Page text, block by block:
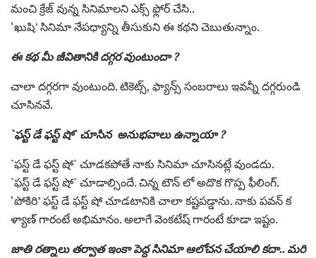
మంచి క్రేజ్ వున్న సినిమాలని ఎక్స్ ఫ్లోర్ చేసి..
‘ఖుషి’ సినిమా నేపధ్యాన్ని తీసుకుని ఈ కథని చెబుతున్నాం.
ఈ కథ మీ జీవితానికి దగ్గర వుంటుందా ?
చాలా దగ్గరగా వుంటుంది. టికెట్స్, ఫ్యాన్స్ సంబరాలు ఇవన్నీ దగ్గరుండి
చూసినవే.
`ఫ‌స్ట్ డే ఫ‌స్ట్ షో` చూసిన అనుభవాలు ఉన్నాయా ?
`ఫ‌స్ట్ డే ఫ‌స్ట్ షో` చూడకపోతే నాకు సినిమా చూసినట్లే వుండదు.
`ఫ‌స్ట్ డే ఫ‌స్ట్ షో` చూడాల్సిందే. చిన్న టౌన్ లో అదొక గొప్ప ఫీలింగ్.
‘పోకిరి’ ఫస్ట్ డే ఫస్ట్ షో చూడటానికి చాలా కష్టపడ్డాను. నాకు పవన్ క
ళ్యాణ్ గారంటే అభిమానం. అలాగే వెంకటేష్ గారంటే కూడా ఇష్టం.
జాతి రత్నాలు తర్వాత ఇంకా పెద్ద సినిమా ఆలోచన చేయాలి కదా.. మరి